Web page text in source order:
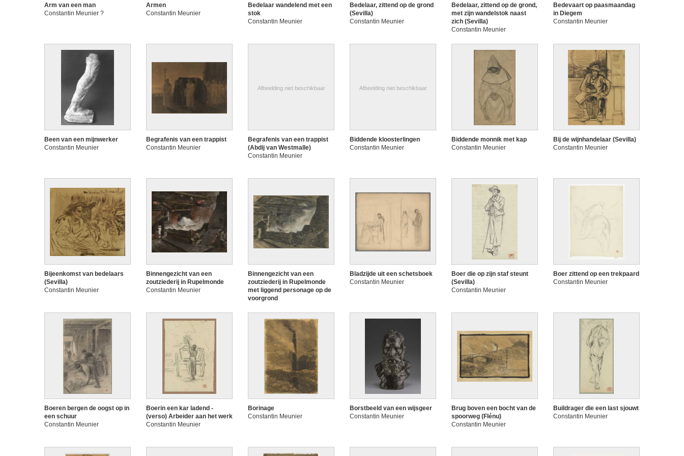
Arm van een man
Constantin Meunier ?
Armen
Constantin Meunier
Bedelaar wandelend met een
stok
Constantin Meunier
Bedelaar, zittend op de grond
(Sevilla)
Constantin Meunier
Bedelaar, zittend op de grond,
met zijn wandelstok naast
zich (Sevilla)
Constantin Meunier
Bedevaart op paasmaandag
in Diegem
Constantin Meunier
Been van een mijnwerker
Constantin Meunier
Begrafenis van een trappist
Constantin Meunier
Afbeelding niet beschikbaar
Begrafenis van een trappist
(Abdij van Westmalle)
Constantin Meunier
Afbeelding niet beschikbaar
Biddende kloosterlingen
Constantin Meunier
Biddende monnik met kap
Constantin Meunier
Bij de wijnhandelaar (Sevilla)
Constantin Meunier
Bijeenkomst van bedelaars
(Sevilla)
Constantin Meunier
Binnengezicht van een
zoutziederij in Rupelmonde
Constantin Meunier
Binnengezicht van een
zoutziederij in Rupelmonde
met liggend personage op de
voorgrond
Bladzijde uit een schetsboek
Constantin Meunier
Boer die op zijn staf steunt
(Sevilla)
Constantin Meunier
Boer zittend op een trekpaard
Constantin Meunier
Boeren bergen de oogst op in
een schuur
Constantin Meunier
Boerin een kar ladend -
(verso) Arbeider aan het werk
Constantin Meunier
Borinage
Constantin Meunier
Borstbeeld van een wijsgeer
Constantin Meunier
Brug boven een bocht van de
spoorweg (Flénu)
Constantin Meunier
Buildrager die een last sjouwt
Constantin Meunier